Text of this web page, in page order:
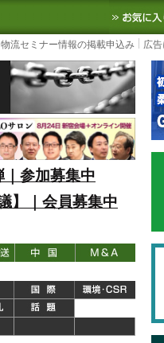
スサイト
3PL, SCMなど国内外の最
物流セミナー情報の掲載申込み 広
参加募集中
】｜会員募集中